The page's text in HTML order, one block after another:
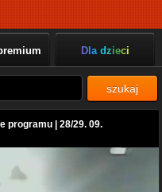
Dla dzieci
szukaj
programu | 28/29. 09.